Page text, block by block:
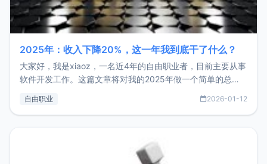
2025年：收入下降20%，这一年我到底干了什么？
大家好，我是xiaoz，一名近4年的自由职业者，目前主要从事
软件开发工作。这篇文章将对我的2025年做一个简单的总
收入下降20%，但却过得很充实，2026年不求突破，但求保
自由职业 2026-01-12